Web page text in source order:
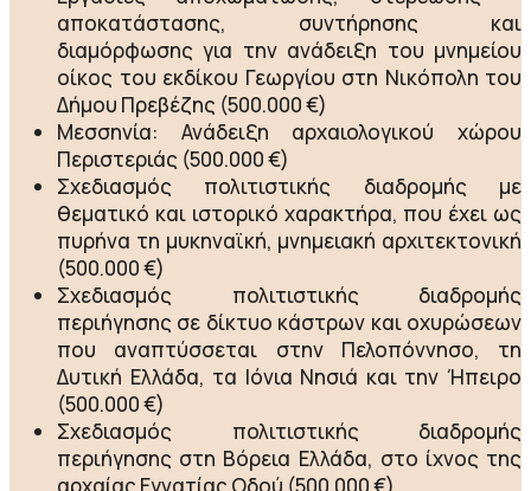
αποκατάστασης, συντήρησης και
διαμόρφωσης για την ανάδειξη του μνημείου
οίκος του εκδίκου Γεωργίου στη Νικόπολη του
Δήμου Πρεβέζης (500.000 €)
Μεσσηνία: Ανάδειξη αρχαιολογικού χώρου
Περιστεριάς (500.000 €)
Σχεδιασμός πολιτιστικής διαδρομής με
θεματικό και ιστορικό χαρακτήρα, που έχει ως
πυρήνα τη μυκηναϊκή, μνημειακή αρχιτεκτονική
(500.000 €)
Σχεδιασμός πολιτιστικής διαδρομής
περιήγησης σε δίκτυο κάστρων και οχυρώσεων
που αναπτύσσεται στην Πελοπόννησο, τη
Δυτική Ελλάδα, τα Ιόνια Νησιά και την Ήπειρο
(500.000 €)
Σχεδιασμός πολιτιστικής διαδρομής
περιήγησης στη Βόρεια Ελλάδα, στο ίχνος της